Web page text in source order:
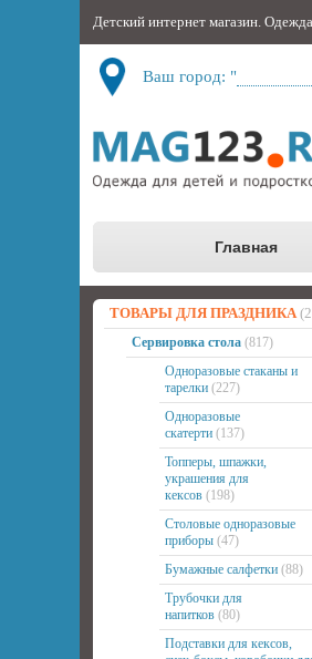
Детский интернет магазин.
Ваш город: "
Главная
ТОВАРЫ ДЛЯ ПРАЗДНИКА
Сервировка стола (817)
Одноразовые стаканы и
тарелки (227)
Одноразовые
скатерти (137)
Топперы, шпажки,
украшения для
кексов (198)
Столовые одноразовые
приборы (47)
Бумажные салфетки (88)
Трубочки для
напитков (80)
Подставки для кексов,